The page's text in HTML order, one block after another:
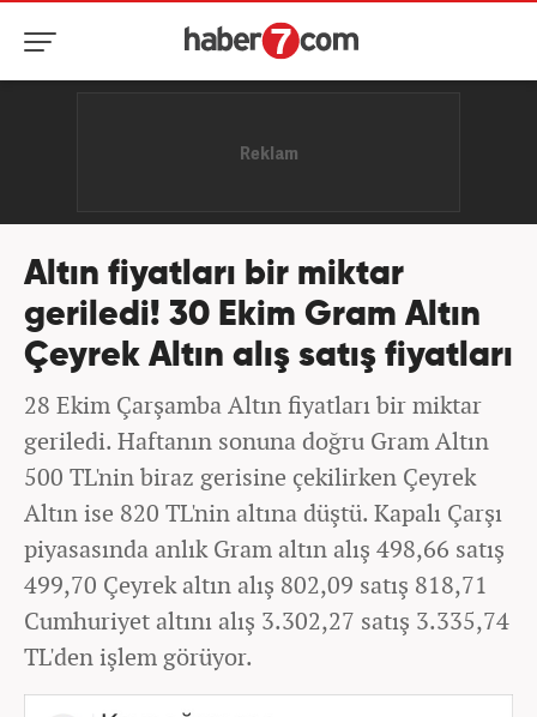
Altın fiyatları bir miktar
geriledi! 30 Ekim Gram Altın
Çeyrek Altın alış satış fiyatları
28 Ekim Çarşamba Altın fiyatları bir miktar
geriledi. Haftanın sonuna doğru Gram Altın
500 TL'nin biraz gerisine çekilirken Çeyrek
Altın ise 820 TL'nin altına düştü. Kapalı Çarşı
piyasasında anlık Gram altın alış 498,66 satış
499,70 Çeyrek altın alış 802,09 satış 818,71
Cumhuriyet altını alış 3.302,27 satış 3.335,74
TL'den işlem görüyor.